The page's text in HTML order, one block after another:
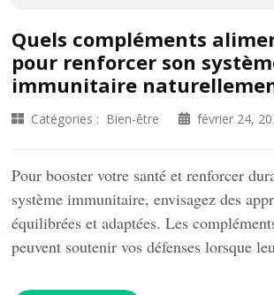
Quels compléments
pour renforcer son
immunitaire
Catégories : Bien-être février 24,
Pour booster votre santé et renforcer
système immunitaire, envisagez des
équilibrées et adaptées. Les
peuvent soutenir vos défenses lorsque